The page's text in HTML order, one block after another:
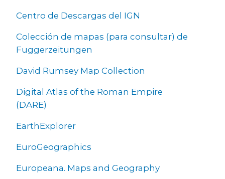
Centro de Descargas del IGN
Colección de mapas (para consultar) de
Fuggerzeitungen
David Rumsey Map Collection
Digital Atlas of the Roman Empire
(DARE)
EarthExplorer
EuroGeographics
Europeana. Maps and Geography